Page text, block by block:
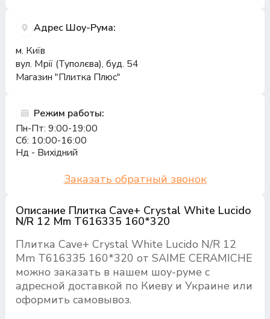
Описание Плитка Cave+ Crystal White Lucido
N/R 12 Mm T616335 160*320
Плитка Cave+ Crystal White Lucido N/R 12
Mm T616335 160*320 от SAIME CERAMICHE
можно заказать в нашем шоу-руме с
адресной доставкой по Киеву и Украине или
оформить самовывоз.
Адрес Шоу-Рума:
м. Київ
вул. Мрії (Туполєва), буд. 54
Магазин "Плитка Плюс"
Режим работы:
Пн-Пт: 9:00-19:00
Сб: 10:00-16:00
Нд - Вихідний
Заказать обратный звонок